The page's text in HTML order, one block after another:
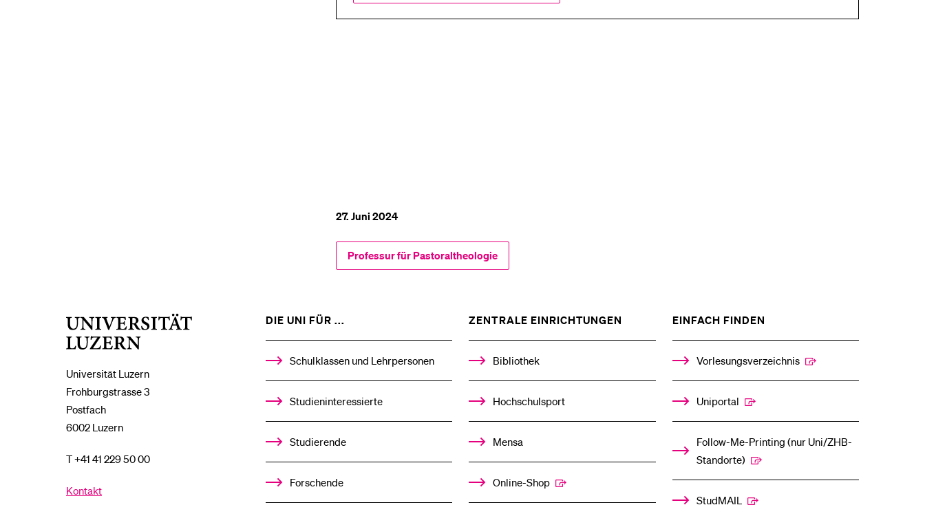
27. Juni 2024
Professur für Pastoraltheologie
Universität Luzern
Frohburgstrasse 3
Postfach
6002 Luzern
T +41 41 229 50 00
Kontakt
DIE UNI FÜR ...
%1$S
UNTERMENÜ
Schulklassen und Lehrpersonen
Studieninteressierte
Studierende
Forschende
ZENTRALE EINRICHTUNGEN
%1$S
UNTERMENÜ
Bibliothek
Hochschulsport
Mensa
Online-Shop
EINFACH FINDEN
%1$S
UNTERMENÜ
Vorlesungsverzeichnis
Uniportal
Follow-Me-Printing­ ­(nur Uni/ZHB-
Standorte)
StudMAIL